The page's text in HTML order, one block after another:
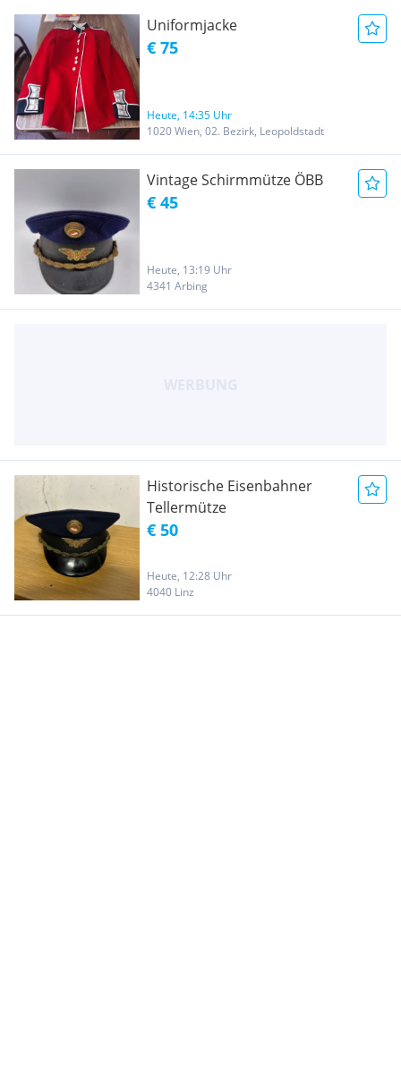
Uniformjacke
€ 75
Heute, 14:35 Uhr
1020 Wien, 02. Bezirk, Leopoldstadt
Vintage Schirmmütze ÖBB
€ 45
Heute, 13:19 Uhr
4341 Arbing
Historische Eisenbahner
Tellermütze
€ 50
Heute, 12:28 Uhr
4040 Linz